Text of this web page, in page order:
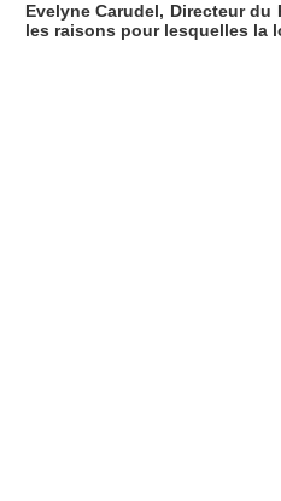
Evelyne Carudel, Directeur
les raisons pour lesquelles la